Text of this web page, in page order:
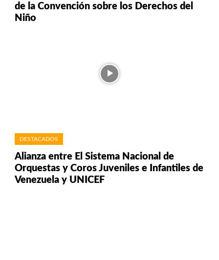
de la Convención sobre los Derechos del
Niño
DESTACADOS
Alianza entre El Sistema Nacional de
Orquestas y Coros Juveniles e Infantiles de
Venezuela y UNICEF